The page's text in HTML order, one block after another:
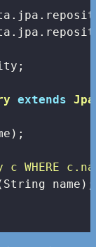
extends
;
c WHERE
name) ;